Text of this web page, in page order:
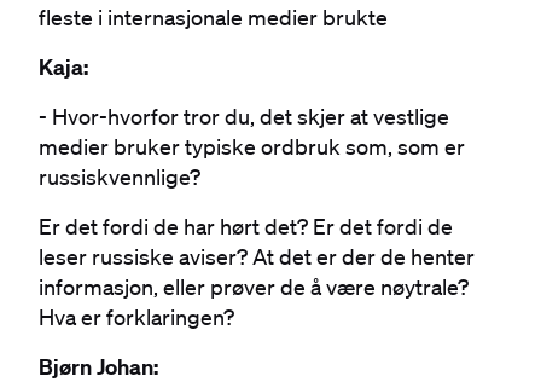
fleste i internasjonale medier brukte
Kaja:
- Hvor-hvorfor tror du, det skjer at vestlige
medier bruker typiske ordbruk som, som er
russiskvennlige?
Er det fordi de har hørt det? Er det fordi de
leser russiske aviser? At det er der de henter
informasjon, eller prøver de å være nøytrale?
Hva er forklaringen?
Bjørn Johan: